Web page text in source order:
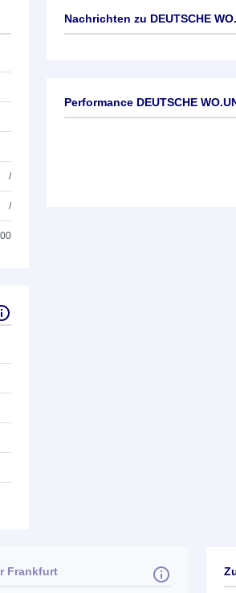
/
/
Nachrichten zu DEUTSCHE
Performance DEUTSCHE
Frankfurt